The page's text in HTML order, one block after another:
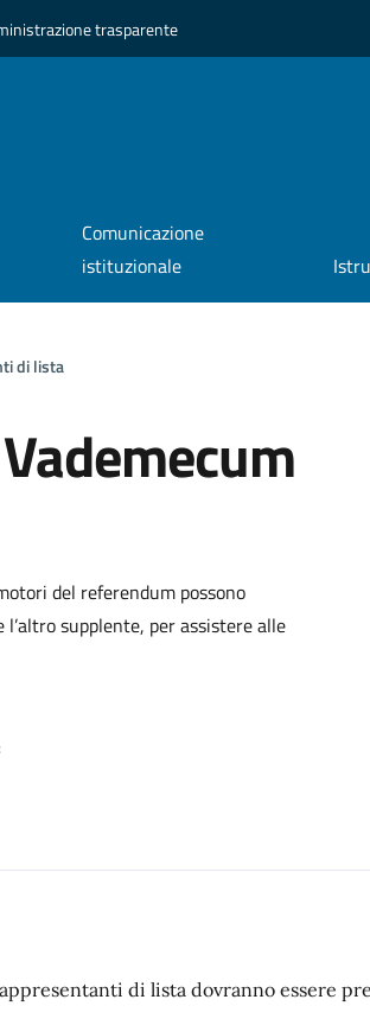
trasparente
Comunicazione
istituzionale
di lista
del referendum possono
supplente, per assistere alle
di lista dovranno essere